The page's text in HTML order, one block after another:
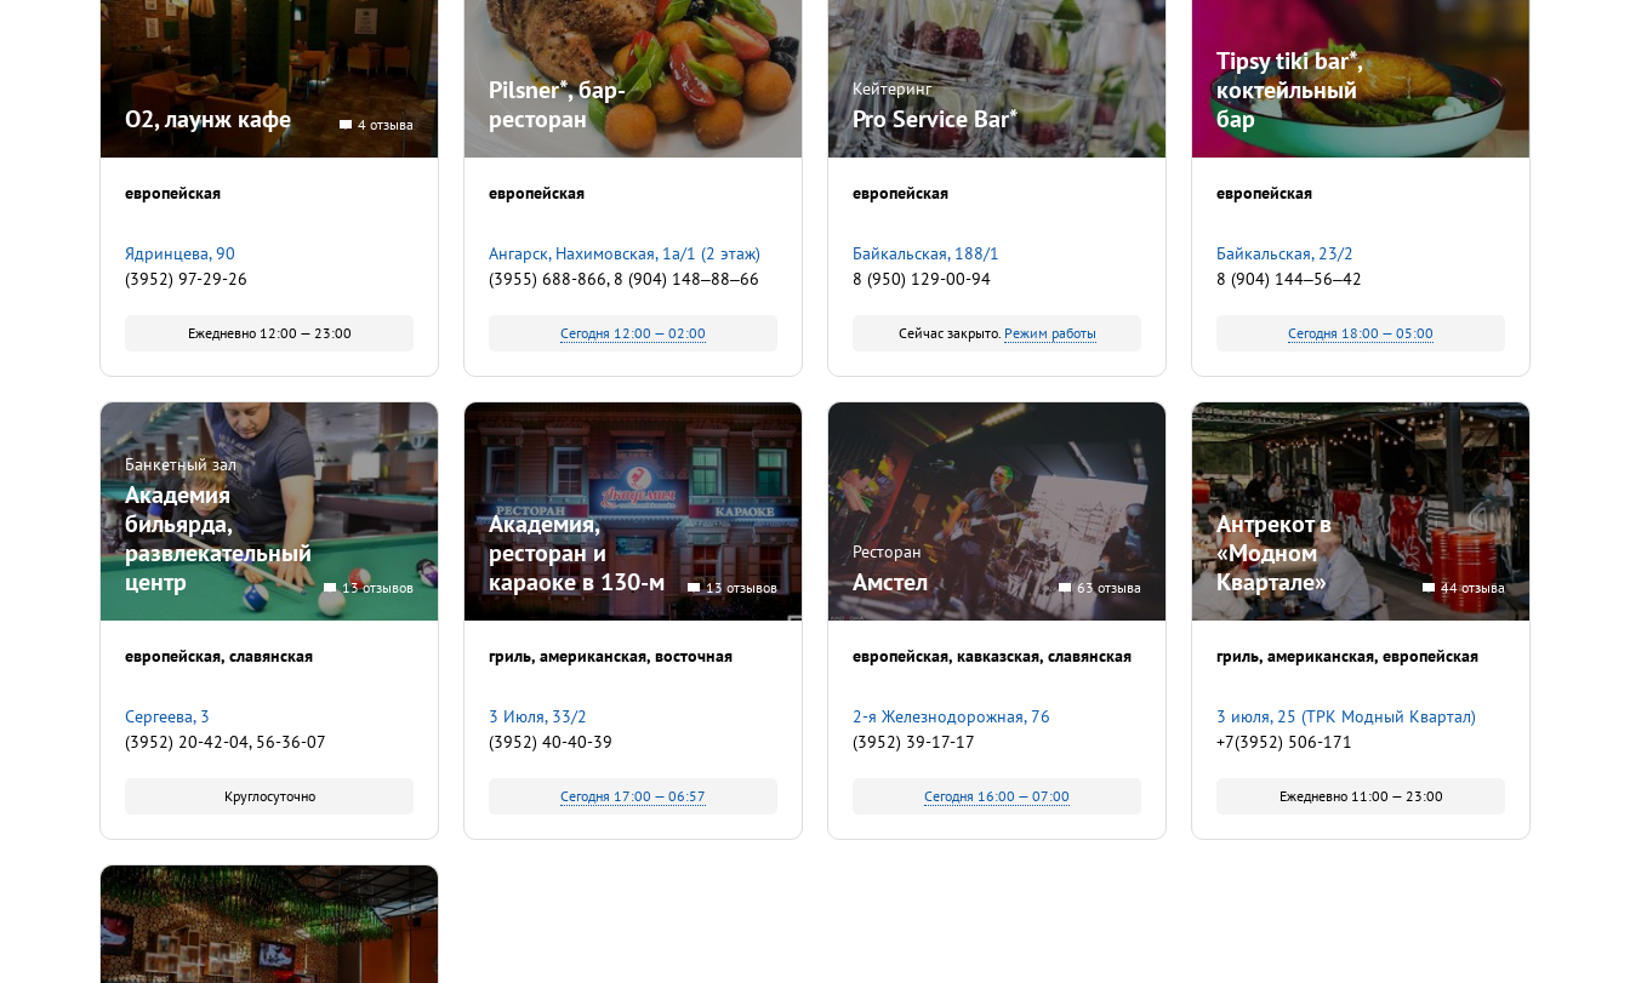
O2, лаунж кафе 4 отзыва
европейская
Ядринцева, 90
(3952) 97-29-26
Ежедневно 12:00 — 23:00
Pilsner*, бар-
ресторан
европейская
Ангарск, ​Нахимовская, 1а/1​ (2 этаж)
(3955) 688-866, 8 (904) 148‒88‒66
Сегодня 12:00 — 02:00
Кейтеринг
Pro Service Bar*
европейская
Байкальская, 188/1
8 (950) 129-00-94
Сейчас закрыто. Режим работы
Tipsy tiki bar*,
коктейльный
бар
европейская
​Байкальская, 23/2
8 (904) 144‒56‒42
Сегодня 18:00 — 05:00
Банкетный зал
Академия
бильярда,
развлекательный
центр
13 отзывов
европейская славянская
Сергеева, 3
(3952) 20-42-04, 56-36-07
Круглосуточно
Академия,
ресторан и
караоке в 130-м
13 отзывов
гриль американская восточная
3 Июля, 33/2
(3952) 40-40-39
Сегодня 17:00 — 06:57
Ресторан
Амстел 63 отзыва
европейская кавказская славянская
2-я Железнодорожная, 76
(3952) 39-17-17
Сегодня 16:00 — 07:00
Антрекот в
«Модном
Квартале»
44 отзыва
гриль американская европейская
3 июля, 25 (ТРК Модный Квартал)
+7(3952) 506-171
Ежедневно 11:00 — 23:00